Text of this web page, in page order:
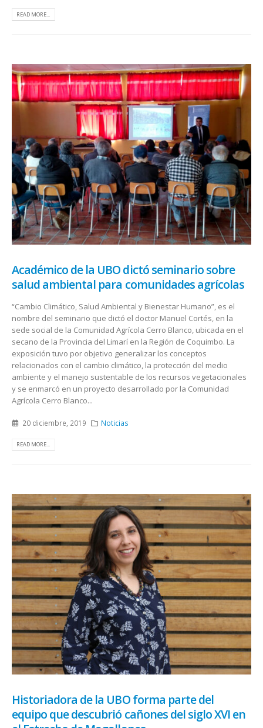
READ MORE...
Académico de la UBO dictó seminario sobre
salud ambiental para comunidades agrícolas
“Cambio Climático, Salud Ambiental y Bienestar Humano”, es el
nombre del seminario que dictó el doctor Manuel Cortés, en la
sede social de la Comunidad Agrícola Cerro Blanco, ubicada en el
secano de la Provincia del Limarí en la Región de Coquimbo. La
exposición tuvo por objetivo generalizar los conceptos
relacionados con el cambio climático, la protección del medio
ambiente y el manejo sustentable de los recursos vegetacionales
y se enmarcó en un proyecto desarrollado por la Comunidad
Agrícola Cerro Blanco...
20 diciembre, 2019 Noticias
READ MORE...
Historiadora de la UBO forma parte del
equipo que descubrió cañones del siglo XVI en